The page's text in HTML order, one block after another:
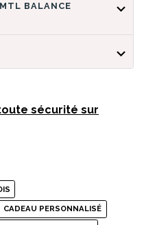
sécurité sur
CADEAU PERSONNALISÉ